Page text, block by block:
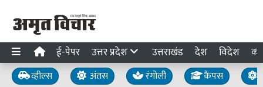
ई-पेपर उत्तर प्रदेश उत्तराखंड देश विदेश
व्हील्स अंतस रंगोली कैंपस